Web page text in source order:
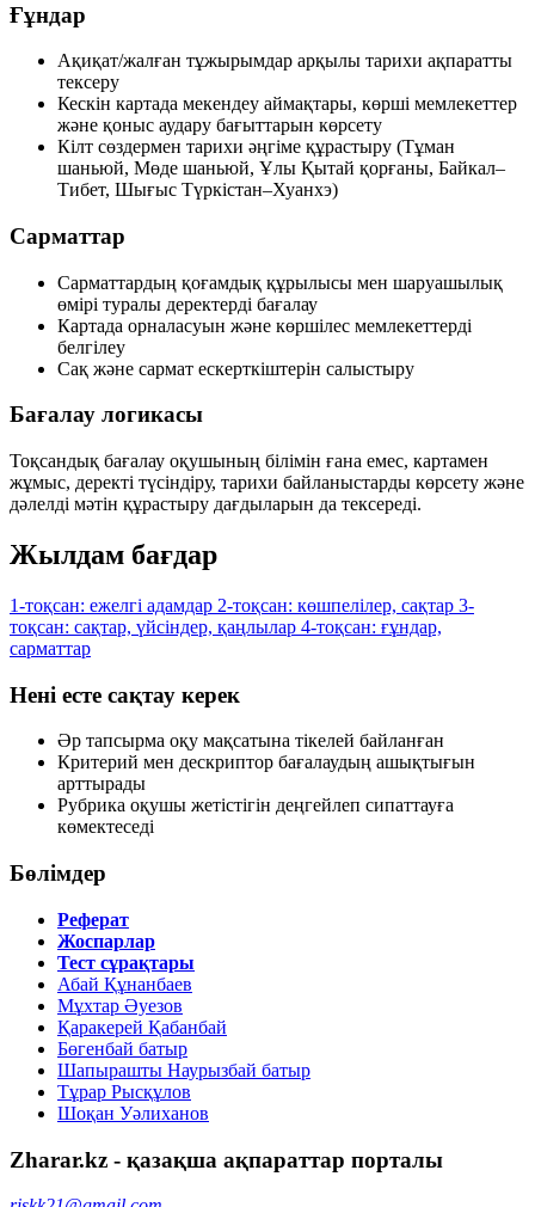
Ғұндар
Ақиқат/жалған тұжырымдар арқылы тарихи ақпаратты
тексеру
Кескін картада мекендеу аймақтары, көрші мемлекеттер
және қоныс аудару бағыттарын көрсету
Кілт сөздермен тарихи әңгіме құрастыру (Тұман
шаньюй, Мөде шаньюй, Ұлы Қытай қорғаны, Байкал–
Тибет, Шығыс Түркістан–Хуанхэ)
Сарматтар
Сарматтардың қоғамдық құрылысы мен шаруашылық
өмірі туралы деректерді бағалау
Картада орналасуын және көршілес мемлекеттерді
белгілеу
Сақ және сармат ескерткіштерін салыстыру
Бағалау логикасы
Тоқсандық бағалау оқушының білімін ғана емес, картамен
жұмыс, деректі түсіндіру, тарихи байланыстарды көрсету және
дәлелді мәтін құрастыру дағдыларын да тексереді.
Жылдам бағдар
1-тоқсан: ежелгі адамдар 2-тоқсан: көшпелілер, сақтар 3-
тоқсан: сақтар, үйсіндер, қаңлылар 4-тоқсан: ғұндар,
сарматтар
Нені есте сақтау керек
Әр тапсырма оқу мақсатына тікелей байланған
Критерий мен дескриптор бағалаудың ашықтығын
арттырады
Рубрика оқушы жетістігін деңгейлеп сипаттауға
көмектеседі
Бөлімдер
Реферат
Жоспарлар
Тест сұрақтары
Абай Құнанбаев
Мұхтар Әуезов
Қаракерей Қабанбай
Бөгенбай батыр
Шапырашты Наурызбай батыр
Тұрар Рысқұлов
Шоқан Уәлиханов
Zharar.kz - қазақша ақпараттар порталы